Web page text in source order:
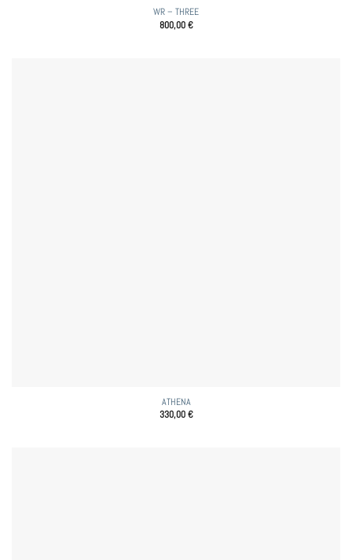
WR – THREE
800,00€
ATHENA
330,00€